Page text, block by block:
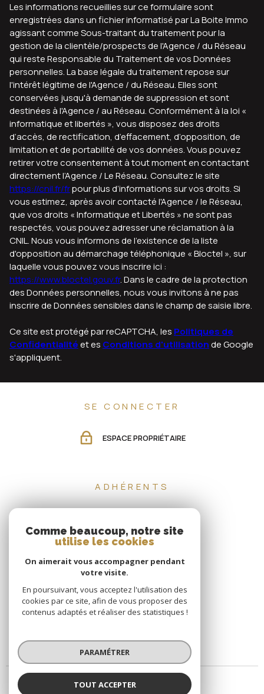
Les informations recueillies sur ce formulaire sont
enregistrées dans un fichier informatisé par La Boite Immo
agissant comme Sous-traitant du traitement pour la
gestion de la clientèle/prospects de l'Agence / du Réseau
qui reste Responsable du Traitement de vos Données
personnelles. La base légale du traitement repose sur
l'intérêt légitime de l'Agence / du Réseau. Elles sont
conservées jusqu'à demande de suppression et sont
destinées à l'Agence / au Réseau. Conformément à la loi «
informatique et libertés », vous disposez des droits
d’accès, de rectification, d’effacement, d’opposition, de
limitation et de portabilité de vos données. Vous pouvez
retirer votre consentement à tout moment en contactant
directement l’Agence / Le Réseau. Consultez le site
https://cnil.fr/frpour plus d’informations sur vos droits. Si
vous estimez, après avoir contacté l'Agence / le Réseau,
que vos droits « Informatique et Libertés » ne sont pas
respectés, vous pouvez adresser une réclamation à la
CNIL. Nous vous informons de l’existence de la liste
d'opposition au démarchage téléphonique « Bloctel », sur
laquelle vous pouvez vous inscrire ici :
https://www.bloctel.gouv.fr. Dans le cadre de la protection
des Données personnelles, nous vous invitons à ne pas
inscrire de Données sensibles dans le champ de saisie libre.
Ce site est protégé par reCAPTCHA, les Politiques de
Confidentialitéet es Conditions d'utilisationde Google
s'appliquent.
SE CONNECTER
ESPACE PROPRIÉTAIRE
ADHÉRENTS
Comme beaucoup, notre site
utilise les cookies
On aimerait vous accompagner pendant
votre visite.
En poursuivant, vous acceptez l'utilisation des
cookies par ce site, afin de vous proposer des
contenus adaptés et réaliser des statistiques !
PARAMÉTRER
TOUT ACCEPTER